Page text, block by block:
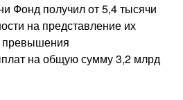
Фонд получил от 5,4 тысячи
на представление их
превышения
на общую сумму 3,2 млрд